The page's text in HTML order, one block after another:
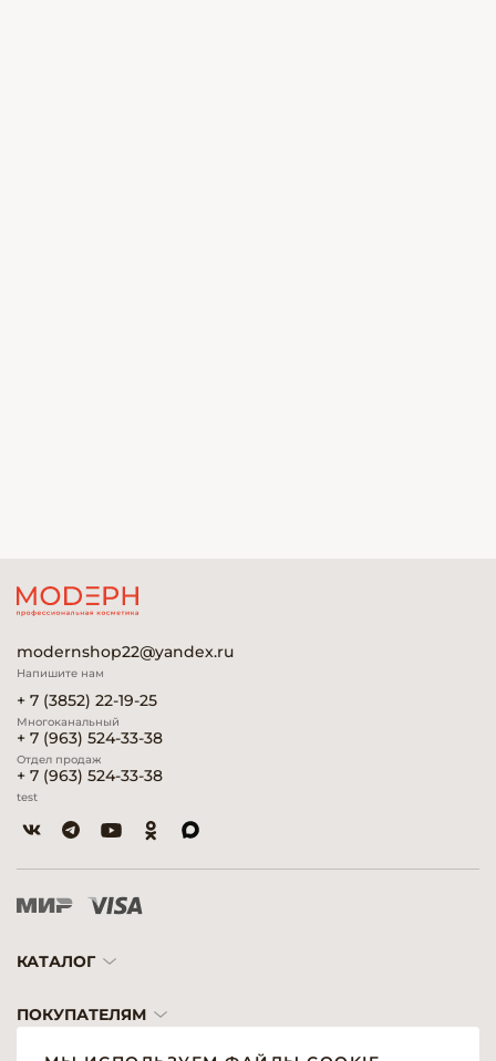
modernshop22@yandex.ru
Напишите нам
+ 7 (3852) 22-19-25
Многоканальный
+ 7 (963) 524-33-38
Отдел продаж
+ 7 (963) 524-33-38
test
КАТАЛОГ
ПОКУПАТЕЛЯМ